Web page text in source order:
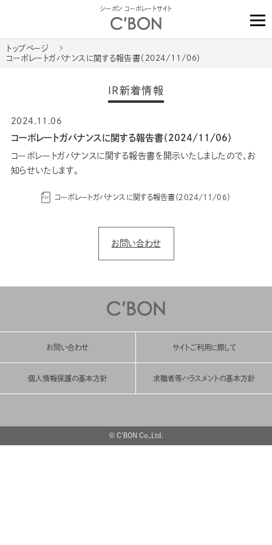
シーボン コーポレートサイト
トップページ
コーポレートガバナンスに関する報告書（2024/11/06）
IR新着情報
2024.11.06
コーポレートガバナンスに関する報告書（2024/11/06）
コーポレートガバナンスに関する報告書を開示いたしましたので、お
知らせいたします。
コーポレートガバナンスに関する報告書（2024/11/06）
お問い合わせ
お問い合わせ サイトご利用に際して
個人情報保護の基本方針 求職者等ハラスメントの基本方針
© C'BON Co.,Ltd.